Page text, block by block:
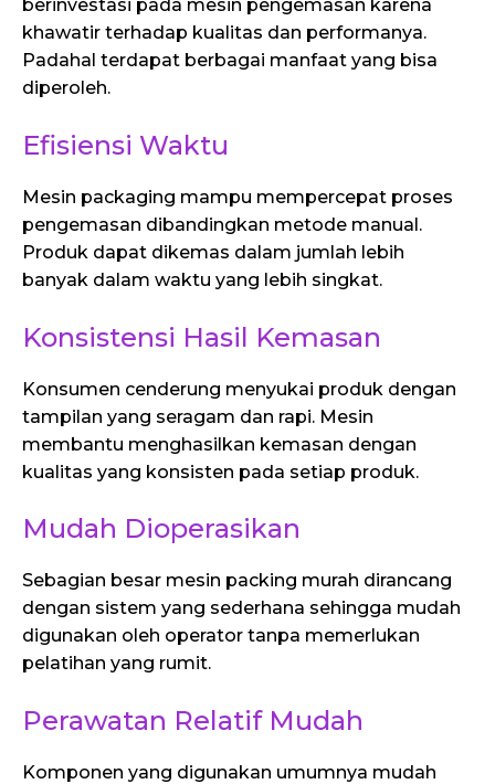
berinvestasi pada mesin pengemasan karena
khawatir terhadap kualitas dan performanya.
Padahal terdapat berbagai manfaat yang bisa
diperoleh.
Efisiensi Waktu
Mesin packaging mampu mempercepat proses
pengemasan dibandingkan metode manual.
Produk dapat dikemas dalam jumlah lebih
banyak dalam waktu yang lebih singkat.
Konsistensi Hasil Kemasan
Konsumen cenderung menyukai produk dengan
tampilan yang seragam dan rapi. Mesin
membantu menghasilkan kemasan dengan
kualitas yang konsisten pada setiap produk.
Mudah Dioperasikan
Sebagian besar mesin packing murah dirancang
dengan sistem yang sederhana sehingga mudah
digunakan oleh operator tanpa memerlukan
pelatihan yang rumit.
Perawatan Relatif Mudah
Komponen yang digunakan umumnya mudah